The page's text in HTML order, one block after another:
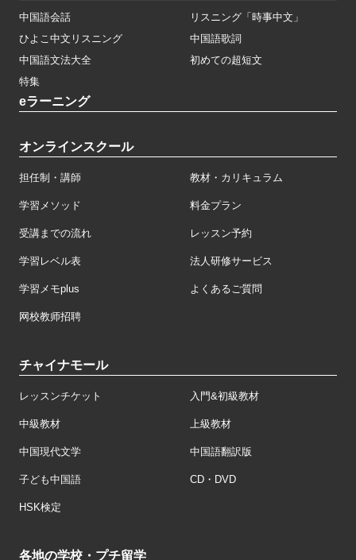
中国語会話
リスニング「時事中文」
ひよこ中文リスニング
中国語歌詞
中国語文法大全
初めての超短文
特集
eラーニング
オンラインスクール
担任制・講師 教材・カリキュラム
学習メソッド 料金プラン
受講までの流れ レッスン予約
学習レベル表 法人研修サービス
学習メモplus よくあるご質問
网校教师招聘
チャイナモール
レッスンチケット 入門&初級教材
中級教材 上級教材
中国現代文学 中国語翻訳版
子ども中国語 CD・DVD
HSK検定
各地の学校・プチ留学